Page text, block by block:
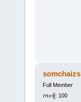
somchaizs
Full Member
กระทู้: 100